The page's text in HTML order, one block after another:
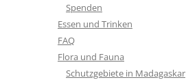
Spenden
Essen und Trinken
FAQ
Flora und Fauna
Schutzgebiete in Madagaskar